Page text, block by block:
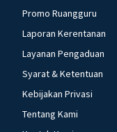
Promo Ruangguru
Laporan Kerentanan
Layanan Pengaduan
Syarat & Ketentuan
Kebijakan Privasi
Tentang Kami